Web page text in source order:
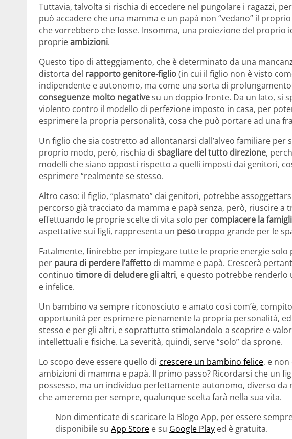
Tuttavia, talvolta si rischia di eccedere nel pungolare i ragazzi,
può accadere che una mamma e un papà non “vedano” il
che vorrebbero che fosse. Insomma, una proiezione del proprio
proprieambizioni.
Questo tipo di atteggiamento, che è determinato da una
distorta del rapporto genitore-figlio(in cui il figlio non è visto
indipendente e autonomo, ma come una sorta di
conseguenze molto negativesu un doppio fronte. Da un lato, si
violento contro il modello di perfezione imposto in casa, per
esprimere la propria personalità, cosa che può portare ad una
Un figlio che sia costretto ad allontanarsi dall’alveo familiare
proprio modo, però, rischia di sbagliare del tutto direzione,
modelli che siano opposti rispetto a quelli imposti dai genitori,
esprimere “realmente se stesso.
Altro caso: il figlio, “plasmato” dai genitori, potrebbe
percorso già tracciato da mamma e papà senza, però, riuscire a
effettuando le proprie scelte di vita solo per compiacere la
aspettative sui figli, rappresenta un pesotroppo grande per le
Fatalmente, finirebbe per impiegare tutte le proprie energie
per paura di perdere l’affetto di mamme e papà. Crescerà
continuo timore di deludere gli altri, e questo potrebbe
e infelice.
Un bambino va sempre riconosciuto e amato così com’è,
opportunità per esprimere pienamente la propria personalità,
stesso e per gli altri, e soprattutto stimolandolo a scoprire e
intellettuali e fisiche. La severità, quindi, serve “solo” da sprone.
Lo scopo deve essere quello di crescere un bambino felice, e
ambizioni di mamma e papà. Il primo passo? Ricordarsi che un
possesso, ma un individuo perfettamente autonomo, diverso
che ameremo per sempre, qualunque scelta farà nella sua vita.
Non dimenticate di scaricare la Blogo App, per essere
disponibile su App Store e su Google Play ed è gratuita.